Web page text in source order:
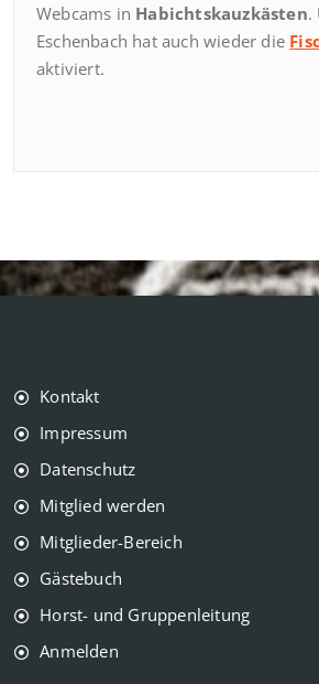
Webcams in Habichtskauzkästen.
Eschenbach hat auch wieder die
aktiviert.
Kontakt
Impressum
Datenschutz
Mitglied werden
Mitglieder-Bereich
Gästebuch
Horst- und Gruppenleitung
Anmelden